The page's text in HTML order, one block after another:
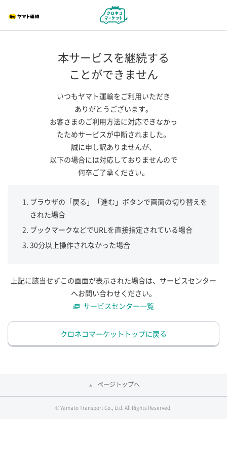
本サービスを継続する
ことができません
いつもヤマト運輸をご利用いただき
ありがとうございます。
お客さまのご利用方法に対応できなかっ
たためサービスが中断されました。
誠に申し訳ありませんが、
以下の場合には対応しておりませんので
何卒ご了承ください。
ブラウザの「戻る」「進む」ボタンで画面の切り替えを
された場合
ブックマークなどでURLを直接指定されている場合
30分以上操作されなかった場合
上記に該当せずこの画面が表示された場合は、サービスセンター
へお問い合わせください。
サービスセンター一覧
クロネコマーケットトップに戻る
ページトップへ
© Yamato Transport Co., Ltd. All Rights Reserved.